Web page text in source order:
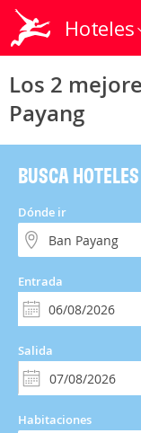
Hoteles
Los 2
Payang
BUSCA
Dónde ir
Entrada
Salida
Habitaciones